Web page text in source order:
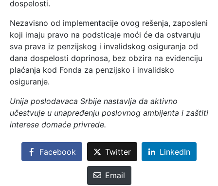
dospelosti.
Nezavisno od implementacije ovog rešenja, zaposleni
koji imaju pravo na podsticaje moći će da ostvaruju
sva prava iz penzijskog i invalidskog osiguranja od
dana dospelosti doprinosa, bez obzira na evidenciju
plaćanja kod Fonda za penzijsko i invalidsko
osiguranje.
Unija poslodavaca Srbije nastavlja da aktivno
učestvuje u unapređenju poslovnog ambijenta i zaštiti
interese domaće privrede.
Facebook Twitter LinkedIn
Email